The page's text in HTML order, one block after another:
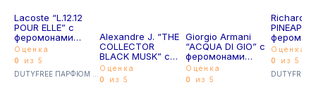
Lacoste “L.12.12
POUR ELLE” с
феромонами
35мл
Оценка
0
из 5
Alexandre J. “THE
COLLECTOR
BLACK MUSK” с
феромонами
35мл
Оценка
0
из 5
Giorgio Armani
“ACQUA DI GIO” с
феромонами
35мл
Оценка
0
из 5
Richard
35мл
Оценка
0
из 5